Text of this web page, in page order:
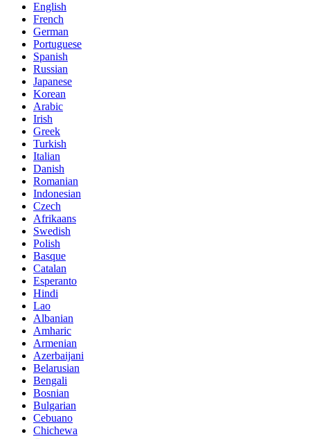
English
French
German
Portuguese
Spanish
Russian
Japanese
Korean
Arabic
Irish
Greek
Turkish
Italian
Danish
Romanian
Indonesian
Czech
Afrikaans
Swedish
Polish
Basque
Catalan
Esperanto
Hindi
Lao
Albanian
Amharic
Armenian
Azerbaijani
Belarusian
Bengali
Bosnian
Bulgarian
Cebuano
Chichewa